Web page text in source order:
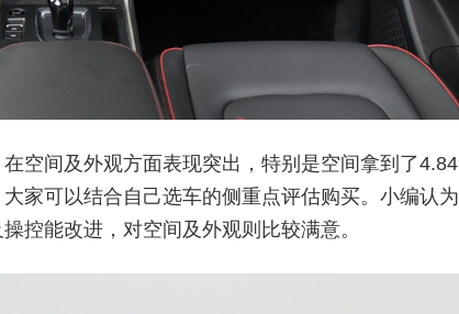
空间及外观方面表现突出，特别是空间拿到了4.84
家可以结合自己选车的侧重点评估购买。小编认为
控能改进，对空间及外观则比较满意。